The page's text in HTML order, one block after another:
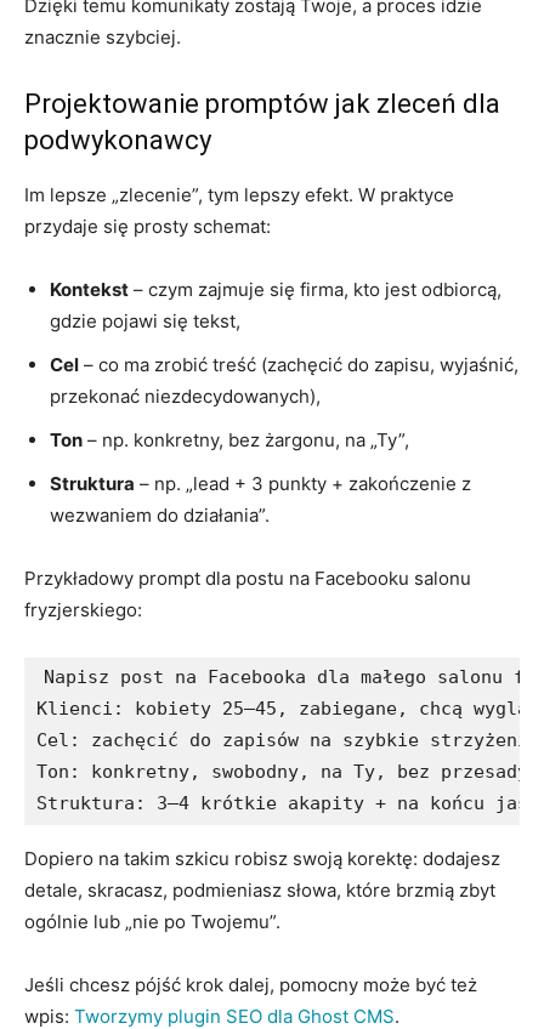
Dzięki temu komunikaty zostają Twoje, a proces idzie
znacznie szybciej.
Projektowanie promptów jak zleceń dla
podwykonawcy
Im lepsze „zlecenie”, tym lepszy efekt. W praktyce
przydaje się prosty schemat:
Kontekst – czym zajmuje się firma, kto jest odbiorcą,
gdzie pojawi się tekst,
Cel – co ma zrobić treść (zachęcić do zapisu, wyjaśnić,
przekonać niezdecydowanych),
Ton – np. konkretny, bez żargonu, na „Ty”,
Struktura – np. „lead + 3 punkty + zakończenie z
wezwaniem do działania”.
Przykładowy prompt dla postu na Facebooku salonu
fryzjerskiego:
Napisz post na Facebooka dla małego salonu
Klienci: kobiety 25–45, zabiegane, chcą
Cel: zachęcić do zapisów na szybkie
Ton: konkretny, swobodny, na Ty, bez przesady
Struktura: 3–4 krótkie akapity + na końcu
Dopiero na takim szkicu robisz swoją korektę: dodajesz
detale, skracasz, podmieniasz słowa, które brzmią zbyt
ogólnie lub „nie po Twojemu”.
Jeśli chcesz pójść krok dalej, pomocny może być też
wpis: Tworzymy plugin SEO dla Ghost CMS.